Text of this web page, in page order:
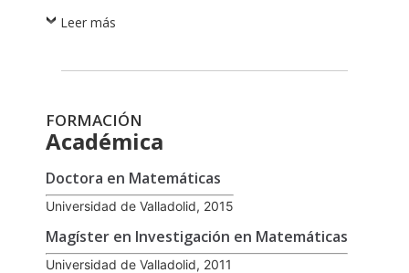
Leer más
FORMACIÓN
Académica
Doctora en Matemáticas
Universidad de Valladolid, 2015
Magíster en Investigación en Matemáticas
Universidad de Valladolid, 2011